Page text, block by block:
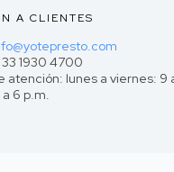
A CLIENTES
1930 4700
atención: lunes a viernes: 9
6 p.m.